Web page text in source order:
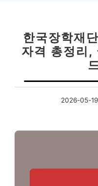
한국장학재
자격 총정리,
2026-05-19